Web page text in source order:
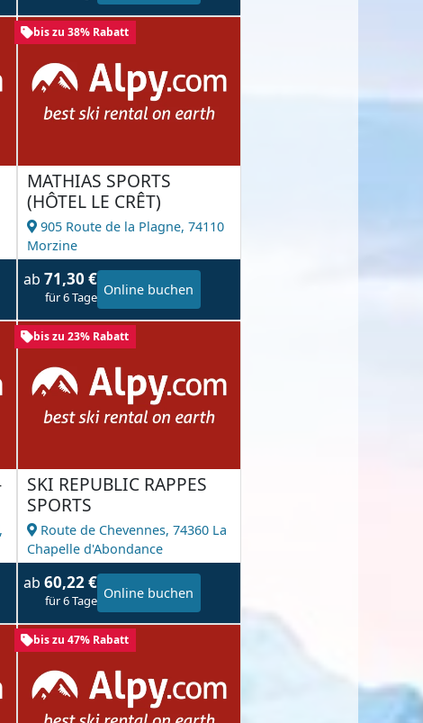
bis zu 38% Rabatt
MATHIAS SPORTS
(HÔTEL LE CRÊT)
905 Route de la Plagne, 74110
Morzine
ab 71,30 €
für 6 Tage Online buchen
bis zu 23% Rabatt
SKI REPUBLIC RAPPES
SPORTS
Route de Chevennes, 74360 La
Chapelle d'Abondance
ab 60,22 €
für 6 Tage Online buchen
bis zu 47% Rabatt